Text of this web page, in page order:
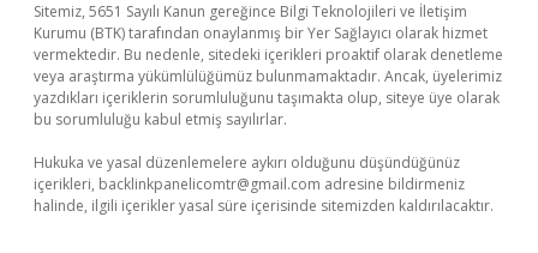
Sitemiz, 5651 Sayılı Kanun gereğince Bilgi Teknolojileri ve İletişim
Kurumu (BTK) tarafından onaylanmış bir Yer Sağlayıcı olarak hizmet
vermektedir. Bu nedenle, sitedeki içerikleri proaktif olarak denetleme
veya araştırma yükümlülüğümüz bulunmamaktadır. Ancak, üyelerimiz
yazdıkları içeriklerin sorumluluğunu taşımakta olup, siteye üye olarak
bu sorumluluğu kabul etmiş sayılırlar.
Hukuka ve yasal düzenlemelere aykırı olduğunu düşündüğünüz
içerikleri, backlinkpanelicomtr@gmail.com adresine bildirmeniz
halinde, ilgili içerikler yasal süre içerisinde sitemizden kaldırılacaktır.